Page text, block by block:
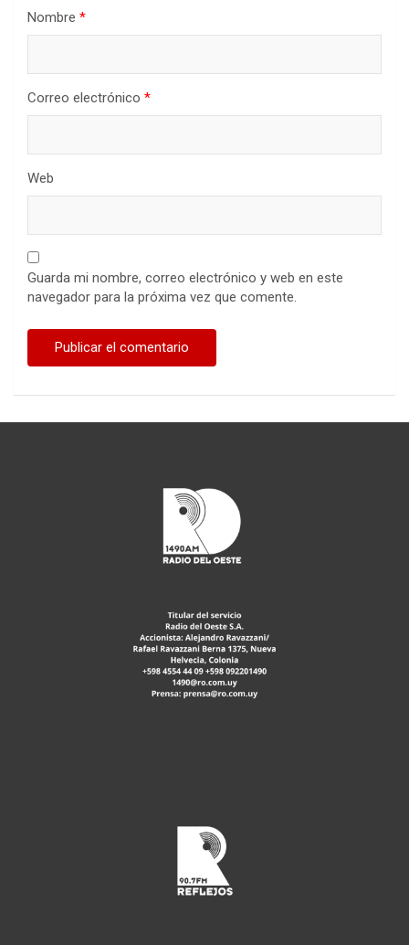
Nombre *
Correo electrónico *
Web
Guarda mi nombre, correo electrónico y web en este
navegador para la próxima vez que comente.